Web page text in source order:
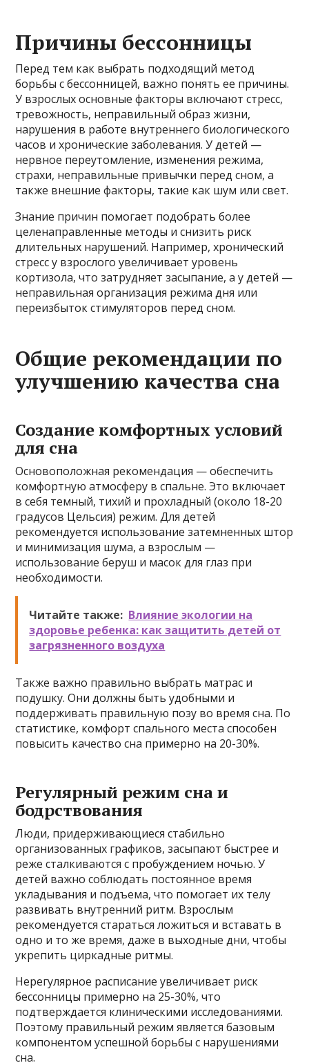
Причины бессонницы
Перед тем как выбрать подходящий метод
борьбы с бессонницей, важно понять ее причины.
У взрослых основные факторы включают стресс,
тревожность, неправильный образ жизни,
нарушения в работе внутреннего биологического
часов и хронические заболевания. У детей —
нервное переутомление, изменения режима,
страхи, неправильные привычки перед сном, а
также внешние факторы, такие как шум или свет.
Знание причин помогает подобрать более
целенаправленные методы и снизить риск
длительных нарушений. Например, хронический
стресс у взрослого увеличивает уровень
кортизола, что затрудняет засыпание, а у детей —
неправильная организация режима дня или
переизбыток стимуляторов перед сном.
Общие рекомендации по
улучшению качества сна
Создание комфортных условий
для сна
Основоположная рекомендация — обеспечить
комфортную атмосферу в спальне. Это включает
в себя темный, тихий и прохладный (около 18-20
градусов Цельсия) режим. Для детей
рекомендуется использование затемненных штор
и минимизация шума, а взрослым —
использование беруш и масок для глаз при
необходимости.
Читайте также: Влияние экологии на
здоровье ребенка: как защитить детей от
загрязненного воздуха
Также важно правильно выбрать матрас и
подушку. Они должны быть удобными и
поддерживать правильную позу во время сна. По
статистике, комфорт спального места способен
повысить качество сна примерно на 20-30%.
Регулярный режим сна и
бодрствования
Люди, придерживающиеся стабильно
организованных графиков, засыпают быстрее и
реже сталкиваются с пробуждением ночью. У
детей важно соблюдать постоянное время
укладывания и подъема, что помогает их телу
развивать внутренний ритм. Взрослым
рекомендуется стараться ложиться и вставать в
одно и то же время, даже в выходные дни, чтобы
укрепить циркадные ритмы.
Нерегулярное расписание увеличивает риск
бессонницы примерно на 25-30%, что
подтверждается клиническими исследованиями.
Поэтому правильный режим является базовым
компонентом успешной борьбы с нарушениями
сна.